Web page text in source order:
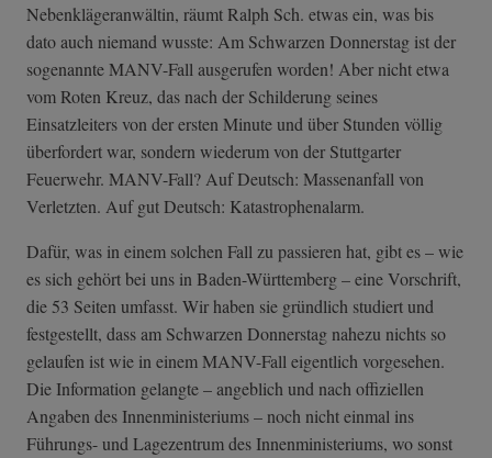
Nebenklägeranwältin, räumt Ralph Sch. etwas ein, was bis
dato auch niemand wusste: Am Schwarzen Donnerstag ist der
sogenannte MANV-Fall ausgerufen worden! Aber nicht etwa
vom Roten Kreuz, das nach der Schilderung seines
Einsatzleiters von der ersten Minute und über Stunden völlig
überfordert war, sondern wiederum von der Stuttgarter
Feuerwehr. MANV-Fall? Auf Deutsch: Massenanfall von
Verletzten. Auf gut Deutsch: Katastrophenalarm.
Dafür, was in einem solchen Fall zu passieren hat, gibt es – wie
es sich gehört bei uns in Baden-Württemberg – eine Vorschrift,
die 53 Seiten umfasst. Wir haben sie gründlich studiert und
festgestellt, dass am Schwarzen Donnerstag nahezu nichts so
gelaufen ist wie in einem MANV-Fall eigentlich vorgesehen.
Die Information gelangte – angeblich und nach offiziellen
Angaben des Innenministeriums – noch nicht einmal ins
Führungs- und Lagezentrum des Innenministeriums, wo sonst